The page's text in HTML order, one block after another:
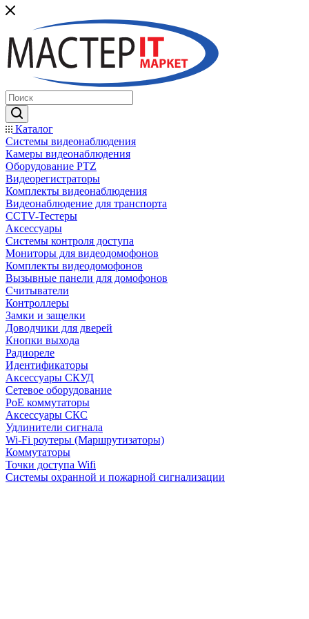
Каталог
Системы видеонаблюдения
Камеры видеонаблюдения
Оборудование PTZ
Видеорегистраторы
Комплекты видеонаблюдения
Видеонаблюдение для транспорта
CCTV-Тестеры
Аксессуары
Системы контроля доступа
Мониторы для видеодомофонов
Комплекты видеодомофонов
Вызывные панели для домофонов
Считыватели
Контроллеры
Замки и защелки
Доводчики для дверей
Кнопки выхода
Радиореле
Идентификаторы
Аксессуары СКУД
Сетевое оборудование
PoE коммутаторы
Аксессуары СКС
Удлинители сигнала
Wi-Fi роутеры (Маршрутизаторы)
Коммутаторы
Точки доступа Wifi
Системы охранной и пожарной сигнализации